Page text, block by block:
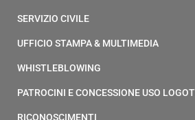
SERVIZIO CIVILE
UFFICIO STAMPA & MULTIMEDIA
WHISTLEBLOWING
PATROCINI E CONCESSIONE USO
RICONOSCIMENTI